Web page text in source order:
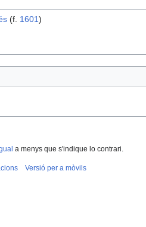
(f. 1601)
a menys que s'indique lo contrari.
Versió per a mòvils